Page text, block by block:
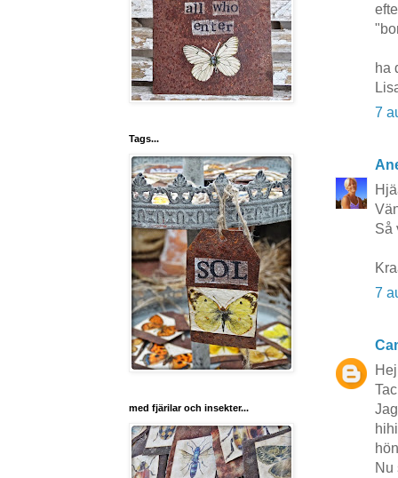
ha
7
Så
7
Nu
Tags...
med fjärilar och insekter...